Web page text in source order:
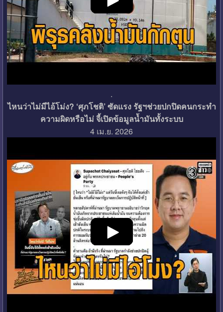
.
ไหนว่าไม่มีไอ้โม่ง? ‘ศุภโชติ’ ซัดแรง รัฐฯช่วยปกปิดคนกระทำ
ความผิดหรือไม่ จี้เปิดข้อมูลน้ำมันทั้งระบบ
4 เม.ย. 2026